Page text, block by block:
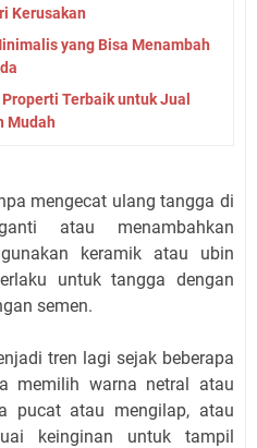
Kerusakan
yang Bisa Menambah
Terbaik untuk Jual
Mudah
mengecat ulang tangga di
atau menambahkan
keramik atau ubin
untuk tangga dengan
semen.
tren lagi sejak beberapa
memilih warna netral atau
pucat atau mengilap, atau
keinginan untuk tampil